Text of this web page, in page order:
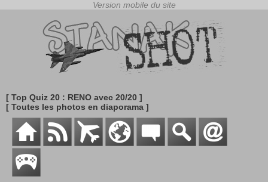
[ Top Quiz 20 : RENO avec 20/20 ]
[ Toutes les photos en diaporama ]